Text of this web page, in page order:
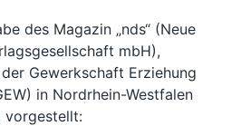
des Magazin „nds“ (Neue
mbH),
Gewerkschaft Erziehung
in Nordrhein-Westfalen
vorgestellt: